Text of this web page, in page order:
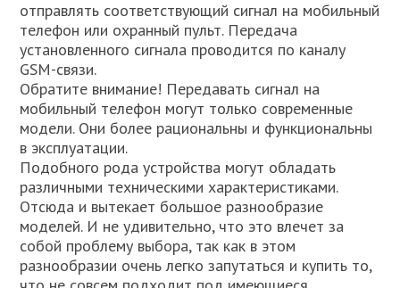
отправлять соответствующий сигнал на мобильный
телефон или охранный пульт. Передача
установленного сигнала проводится по каналу
GSM-связи.
Обратите внимание! Передавать сигнал на
мобильный телефон могут только современные
модели. Они более рациональны и функциональны
в эксплуатации.
Подобного рода устройства могут обладать
различными техническими характеристиками.
Отсюда и вытекает большое разнообразие
моделей. И не удивительно, что это влечет за
собой проблему выбора, так как в этом
разнообразии очень легко запутаться и купить то,